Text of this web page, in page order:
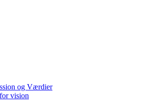
og Værdier
vision